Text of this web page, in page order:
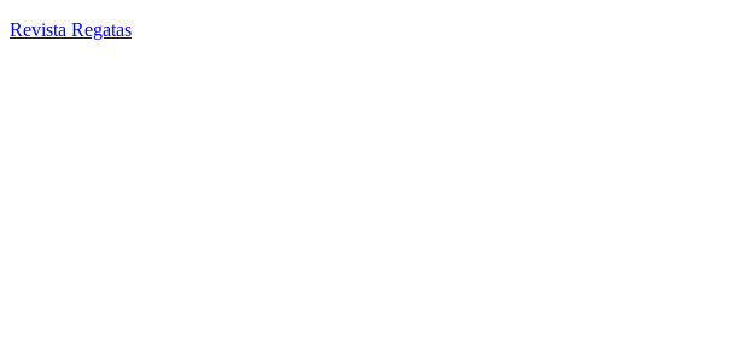
Revista Regatas